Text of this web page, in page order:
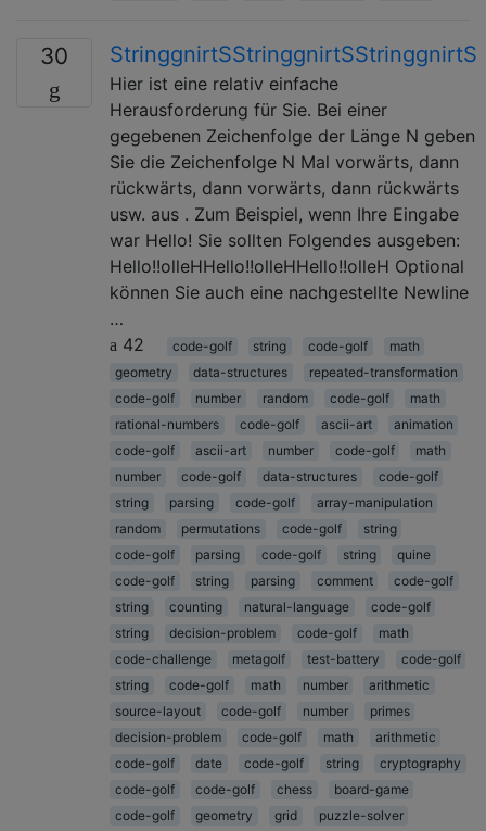
30 StringgnirtSStringgnirtSStringgnirtS
Hier ist eine relativ einfache
Herausforderung für Sie. Bei einer
gegebenen Zeichenfolge der Länge N geben
Sie die Zeichenfolge N Mal vorwärts, dann
rückwärts, dann vorwärts, dann rückwärts
usw. aus . Zum Beispiel, wenn Ihre Eingabe
war Hello! Sie sollten Folgendes ausgeben:
Hello!!olleHHello!!olleHHello!!olleH Optional
können Sie auch eine nachgestellte Newline
…
42
code-golf string code-golf
math
geometry
data-structures
repeated-transformation
code-golf
number random code-golf
math
rational-numbers
code-golf ascii-art
animation
code-golf
ascii-art number code-golf
math
number
code-golf data-structures
code-golf
string
parsing code-golf
array-manipulation
random
permutations code-golf
string
code-golf
parsing code-golf string
quine
code-golf
string parsing comment
code-golf
string
counting natural-language
code-golf
string
decision-problem code-golf
math
code-challenge
metagolf test-battery
code-golf
string
code-golf math number
arithmetic
source-layout
code-golf number
primes
decision-problem
code-golf math
arithmetic
code-golf
date code-golf string
cryptography
code-golf
code-golf chess
board-game
code-golf
geometry grid
puzzle-solver